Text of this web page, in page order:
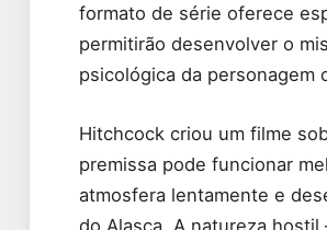
formato de série oferece
permitirão desenvolver o
psicológica da personagem
Hitchcock criou um filme
premissa pode funcionar
atmosfera lentamente e
do Alasca. A natureza